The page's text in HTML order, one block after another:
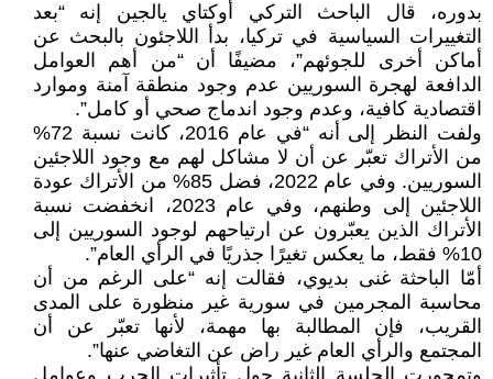
بدوره، قال الباحث التركي أوكتاي يالجين إنه “بعد
التغييرات السياسية في تركيا، بدأ اللاجئون بالبحث عن
أماكن أخرى للجوئهم”، مضيفًا أن “من أهم العوامل
الدافعة لهجرة السوريين عدم وجود منطقة آمنة وموارد
اقتصادية كافية، وعدم وجود اندماج صحي أو كامل”.
ولفت النظر إلى أنه “في عام 2016، كانت نسبة 72%
من الأتراك تعبّر عن أن لا مشاكل لهم مع وجود اللاجئين
السوريين. وفي عام 2022، فضل 85% من الأتراك عودة
اللاجئين إلى وطنهم، وفي عام 2023، انخفضت نسبة
الأتراك الذين يعبّرون عن ارتياحهم لوجود السوريين إلى
10% فقط، ما يعكس تغيرًا جذريًا في الرأي العام”.
أمّا الباحثة غنى بديوي، فقالت إنه “على الرغم من أن
محاسبة المجرمين في سورية غير منظورة على المدى
القريب، فإن المطالبة بها مهمة، لأنها تعبّر عن أن
المجتمع والرأي العام غير راض عن التغاضي عنها”.